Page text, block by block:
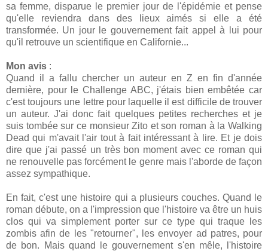
sa femme, disparue le premier jour de l'épidémie et pense
qu'elle reviendra dans des lieux aimés si elle a été
transformée. Un jour le gouvernement fait appel à lui pour
qu'il retrouve un scientifique en Californie...
Mon avis :
Quand il a fallu chercher un auteur en Z en fin d'année
dernière, pour le Challenge ABC, j'étais bien embêtée car
c'est toujours une lettre pour laquelle il est difficile de trouver
un auteur. J'ai donc fait quelques petites recherches et je
suis tombée sur ce monsieur Zito et son roman à la Walking
Dead qui m'avait l'air tout à fait intéressant à lire. Et je dois
dire que j'ai passé un très bon moment avec ce roman qui
ne renouvelle pas forcément le genre mais l'aborde de façon
assez sympathique.
En fait, c'est une histoire qui a plusieurs couches. Quand le
roman débute, on a l'impression que l'histoire va être un huis
clos qui va simplement porter sur ce type qui traque les
zombis afin de les "retourner", les envoyer ad patres, pour
de bon. Mais quand le gouvernement s'en mêle, l'histoire